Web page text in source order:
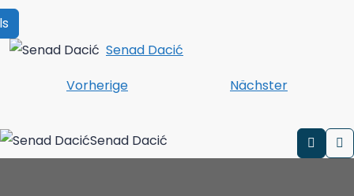
Senad Dacić
Vorherige
Nächster
Senad Dacić